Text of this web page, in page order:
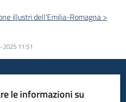
illustri dell’Emilia-Romagna >
11:51
le informazioni su